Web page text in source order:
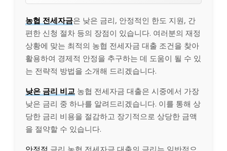
농협 전세자금은 낮은 금리, 안정적인 한도 지원, 간
편한 신청 절차 등의 장점이 있습니다. 여러분의 재정
상황에 맞는 최적의 농협 전세자금 대출 조건을 찾아
활용하여 경제적 안정을 추구하는 데 도움이 될 수 있
는 전략적 방법을 소개해 드리겠습니다.
낮은 금리 비교 농협 전세자금 대출은 시중에서 가장
낮은 금리 중 하나를 알려드리겠습니다. 이를 통해 상
당한 금리 비용을 절감하고 장기적으로 상당한 금액
을 절약할 수 있습니다.
안정적 금리 농협 전세자금 대출의 금리는 일반적으